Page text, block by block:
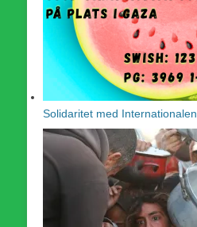
Solidaritet med Internationalen